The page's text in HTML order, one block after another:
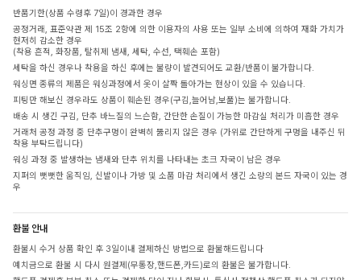
반품기한(상품 수령후 7일)이 경과한 경우
공정거래, 표준약관 제 15조 2항에 의한 이용자의 사용 또는 일부 소비에 의하여 재화 가치가
현저히 감소한 경우
(착용 흔적, 화장품, 탈취제 냄새, 세탁, 수선, 택훼손 포함)
세탁을 하신 경우나 착용을 하신 후에는 불량이 발견되어도 교환/반품이 불가합니다.
워싱면 종류의 제품은 워싱과정에서 옷이 살짝 돌아가는 현상이 있을 수 있습니다.
피팅만 해보신 경우라도 상품이 훼손된 경우(구김,늘어남,보풀)는 불가합니다.
배송 시 생긴 구김, 단추 바느질의 느슨함, 간단한 손질이 가능한 마감실 처리가 미흡한 경우
거래처 공정 과정 중 단추구멍이 완벽히 뚫리지 않은 경우 (가위로 간단하게 구멍을 내주신 뒤
착용 부탁드립니다)
워싱 과정 중 발생하는 냄새와 단추 위치를 나타내는 초크 자국이 남은 경우
지퍼의 뻣뻣한 움직임, 신발이나 가방 및 소품 마감 처리에서 생긴 소량의 본드 자국이 있는 경
우
환불 안내
환불시 수거 상품 확인 후 3일이내 결제하신 방법으로 환불해드립니다
예치금으로 환불 시 다시 원결제(무통장,핸드폰,카드)로의 환불은 불가합니다.